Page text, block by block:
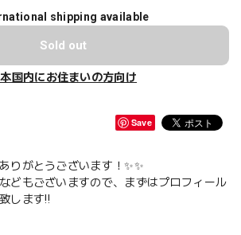
shipping available
Sold out
本国内にお住まいの方向け
Save
りがとうございます！✨✨
どもございますので、まずはプロフィール
します‼️